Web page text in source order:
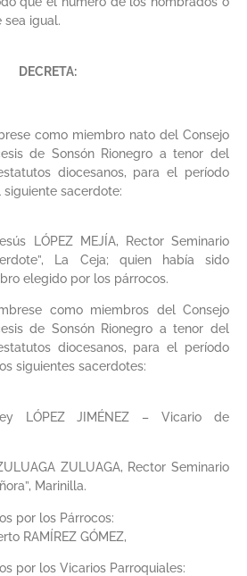
sea igual.
DECRETA:
como miembro nato del Consejo
de Sonsón Rionegro a tenor del
diocesanos, para el período
siguiente sacerdote:
LÓPEZ MEJÍA, Rector Seminario
La Ceja; quien había sido
elegido por los párrocos.
como miembros del Consejo
de Sonsón Rionegro a tenor del
diocesanos, para el período
siguientes sacerdotes:
LÓPEZ JIMÉNEZ – Vicario de
ZULUAGA, Rector Seminario
Marinilla.
por los Párrocos:
RAMÍREZ GÓMEZ,
por los Vicarios Parroquiales: